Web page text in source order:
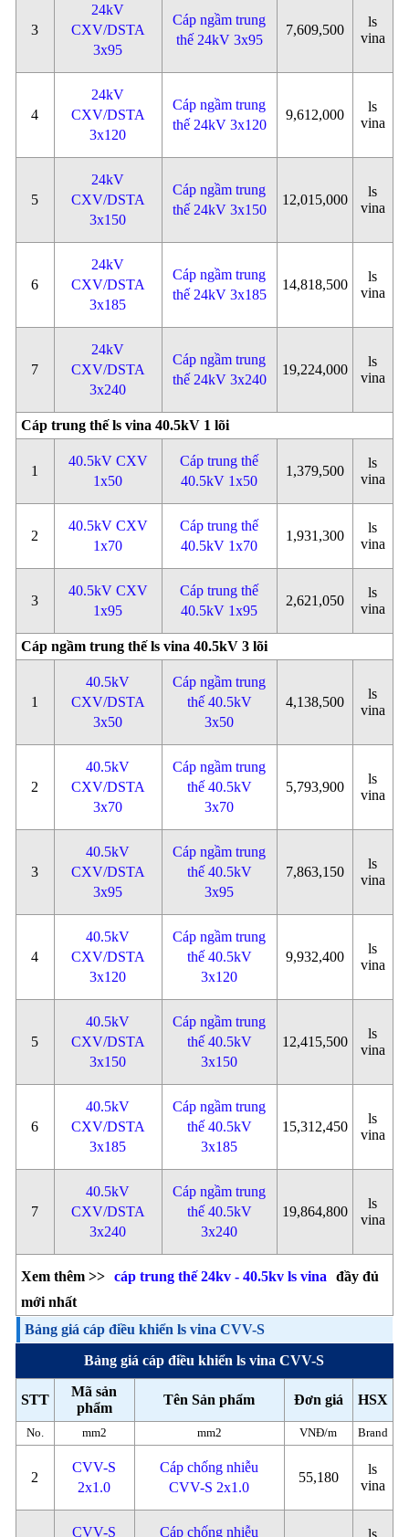
3
24kV
CXV/DSTA
3x95
Cáp ngầm trung
thế 24kV 3x95
7,609,500
ls
vina
4
24kV
CXV/DSTA
3x120
Cáp ngầm trung
thế 24kV 3x120
9,612,000
ls
vina
5
24kV
CXV/DSTA
3x150
Cáp ngầm trung
thế 24kV 3x150
12,015,000
ls
vina
6
24kV
CXV/DSTA
3x185
Cáp ngầm trung
thế 24kV 3x185
14,818,500
ls
vina
7
24kV
CXV/DSTA
3x240
Cáp ngầm trung
thế 24kV 3x240
19,224,000
ls
vina
Cáp trung thế ls vina 40.5kV 1 lõi
1
40.5kV CXV
1x50
Cáp trung thế
40.5kV 1x50
1,379,500
ls
vina
2
40.5kV CXV
1x70
Cáp trung thế
40.5kV 1x70
1,931,300
ls
vina
3
40.5kV CXV
1x95
Cáp trung thế
40.5kV 1x95
2,621,050
ls
vina
Cáp ngầm trung thế ls vina 40.5kV 3 lõi
1
40.5kV
CXV/DSTA
3x50
Cáp ngầm trung
thế 40.5kV
3x50
4,138,500
ls
vina
2
40.5kV
CXV/DSTA
3x70
Cáp ngầm trung
thế 40.5kV
3x70
5,793,900
ls
vina
3
40.5kV
CXV/DSTA
3x95
Cáp ngầm trung
thế 40.5kV
3x95
7,863,150
ls
vina
4
40.5kV
CXV/DSTA
3x120
Cáp ngầm trung
thế 40.5kV
3x120
9,932,400
ls
vina
5
40.5kV
CXV/DSTA
3x150
Cáp ngầm trung
thế 40.5kV
3x150
12,415,500
ls
vina
6
40.5kV
CXV/DSTA
3x185
Cáp ngầm trung
thế 40.5kV
3x185
15,312,450
ls
vina
7
40.5kV
CXV/DSTA
3x240
Cáp ngầm trung
thế 40.5kV
3x240
19,864,800
ls
vina
Xem thêm >> cáp trung thế 24kv - 40.5kv ls vina
đầy đủ
mới nhất
Bảng giá cáp điều khiển ls vina CVV-S
Bảng giá cáp điều khiển ls vina CVV-S
STT
Mã sản
phẩm
Tên Sản phẩm Đơn giá HSX
No. mm2 mm2 VNĐ/m Brand
2
CVV-S
2x1.0
Cáp chống nhiễu
CVV-S 2x1.0
55,180
ls
vina
CVV-S Cáp chống nhiễu ls